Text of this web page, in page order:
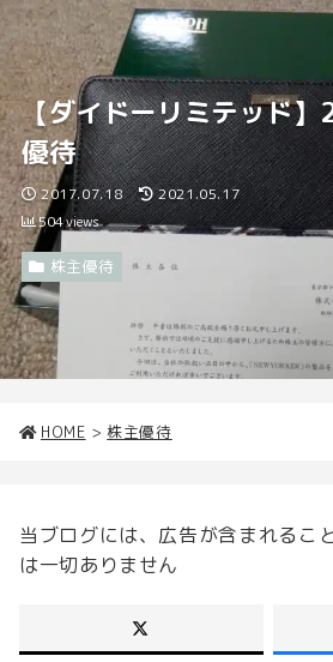
【ダイドーリミテッド
優待
2017.07.18
2021.05.17
504views
株主優待
HOME > 株主優待
当ブログには、広告が含まれるこ
は一切ありません